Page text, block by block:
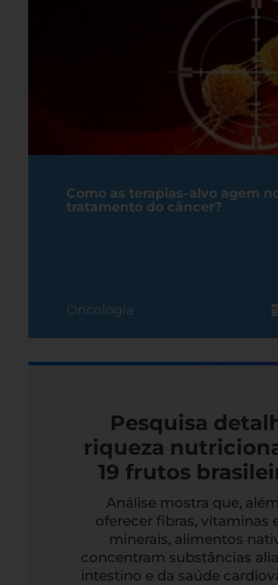
Como as terapias-alvo agem
tratamento do câncer?
Oncologia
Pesquisa
riqueza
19 frutos
Análise mostra que,
oferecer fibras, vitaminas
minerais, alimentos
concentram substâncias
intestino e da saúde